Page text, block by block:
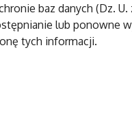
baz danych (Dz.
lub
tych informacji.